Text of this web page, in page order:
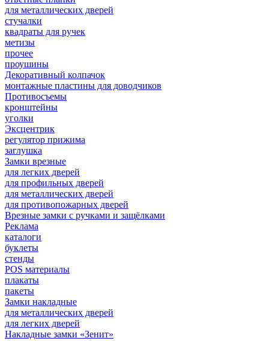
для металлических дверей
стучалки
квадраты для ручек
метизы
прочее
проушины
Декоративный колпачок
монтажные пластины для доводчиков
Противосъемы
кронштейны
уголки
Эксцентрик
регулятор прижима
заглушка
Замки врезные
для легких дверей
для профильных дверей
для металлических дверей
для противопожарных дверей
Врезные замки с ручками и защёлками
Реклама
каталоги
буклеты
стенды
POS материалы
плакаты
пакеты
Замки накладные
для металлических дверей
для легких дверей
Накладные замки «Зенит»